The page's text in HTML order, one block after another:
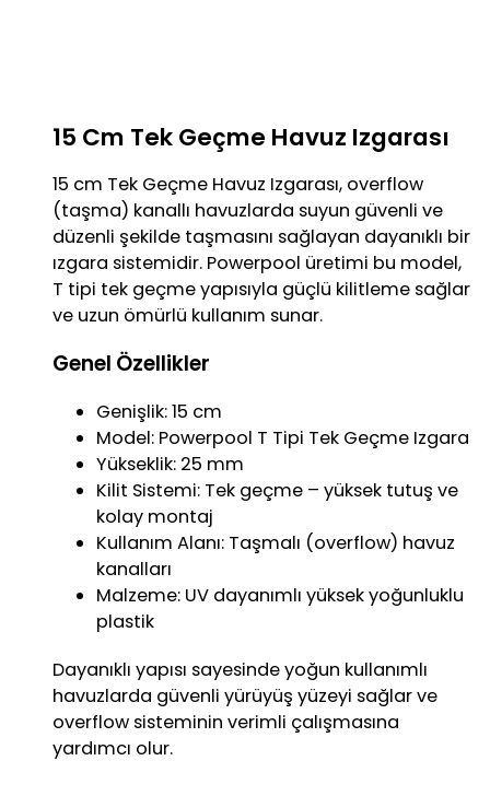
15 Cm Tek Geçme Havuz Izgarası
15 cm Tek Geçme Havuz Izgarası, overflow
(taşma) kanallı havuzlarda suyun güvenli ve
düzenli şekilde taşmasını sağlayan dayanıklı bir
ızgara sistemidir. Powerpool üretimi bu model,
T tipi tek geçme yapısıyla güçlü kilitleme sağlar
ve uzun ömürlü kullanım sunar.
Genel Özellikler
Genişlik: 15 cm
Model: Powerpool T Tipi Tek Geçme Izgara
Yükseklik: 25 mm
Kilit Sistemi: Tek geçme – yüksek tutuş ve
kolay montaj
Kullanım Alanı: Taşmalı (overflow) havuz
kanalları
Malzeme: UV dayanımlı yüksek yoğunluklu
plastik
Dayanıklı yapısı sayesinde yoğun kullanımlı
havuzlarda güvenli yürüyüş yüzeyi sağlar ve
overflow sisteminin verimli çalışmasına
yardımcı olur.